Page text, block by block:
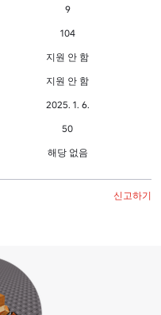
9
104
지원 안 함
지원 안 함
2025. 1. 6.
50
해당 없음
신고하기